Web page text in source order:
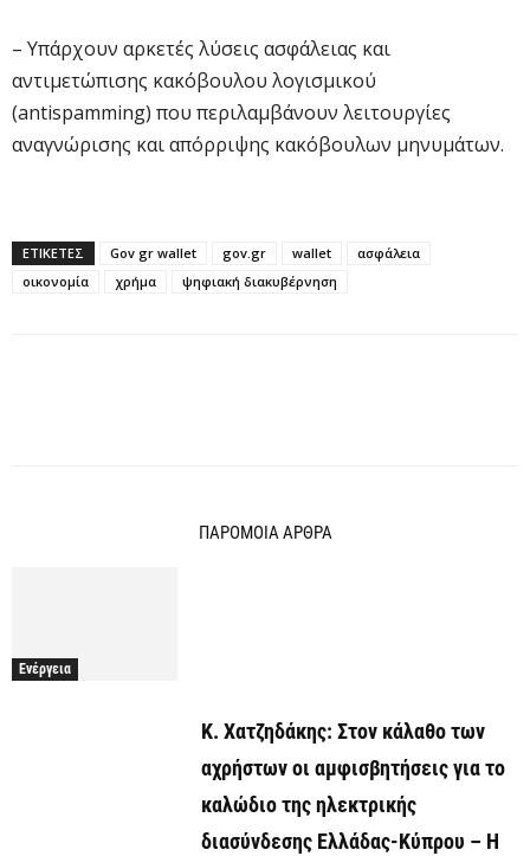
– Υπάρχουν αρκετές λύσεις ασφάλειας και
αντιμετώπισης κακόβουλου λογισμικού
(antispamming) που περιλαμβάνουν λειτουργίες
αναγνώρισης και απόρριψης κακόβουλων μηνυμάτων.
ΕΤΙΚΕΤΕΣ Gov gr wallet gov.gr wallet
ασφάλεια
οικονομία
χρήμα ψηφιακή διακυβέρνηση
ΠΑΡΟΜΟΙΑ ΑΡΘΡΑ
Ενέργεια
Κ. Χατζηδάκης: Στον κάλαθο των
αχρήστων οι αμφισβητήσεις για το
καλώδιο της ηλεκτρικής
διασύνδεσης Ελλάδας-Κύπρου – Η